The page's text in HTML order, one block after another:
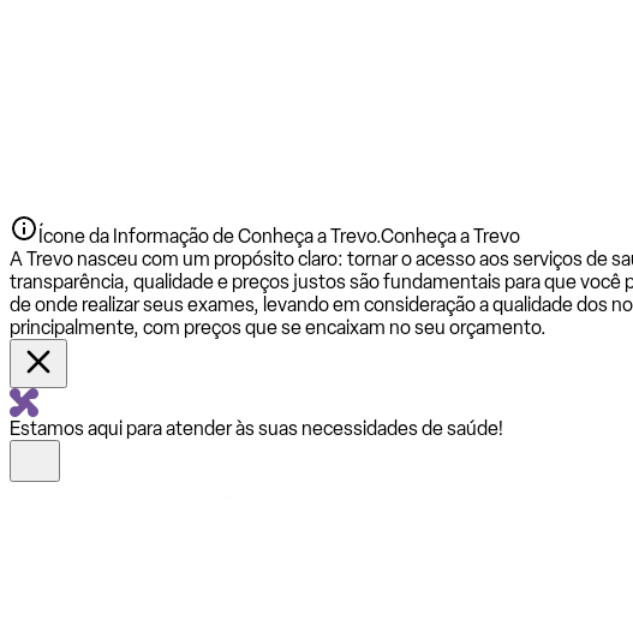
Ícone da Informação de Conheça a Trevo.Conheça a Trevo
A Trevo nasceu com um propósito claro: tornar o acesso aos serviços de
transparência, qualidade e preços justos são fundamentais para que você
de onde realizar seus exames, levando em consideração a qualidade dos
principalmente, com preços que se encaixam no seu orçamento.
Estamos aqui para atender às suas necessidades de saúde!